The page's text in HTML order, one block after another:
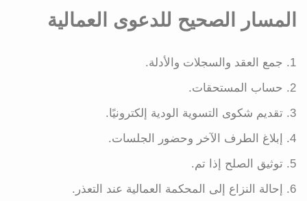
المسار الصحيح للدعوى العمالية
جمع العقد والسجلات والأدلة.
حساب المستحقات.
تقديم شكوى التسوية الودية إلكترونيًا.
إبلاغ الطرف الآخر وحضور الجلسات.
توثيق الصلح إذا تم.
إحالة النزاع إلى المحكمة العمالية عند التعذر.